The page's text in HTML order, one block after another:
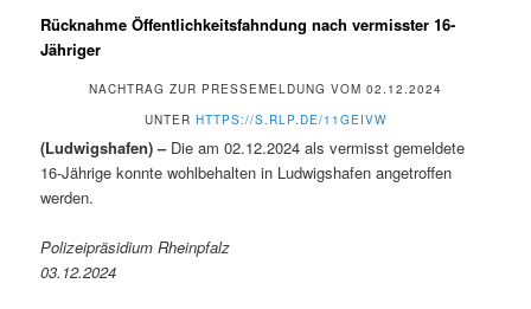
Rücknahme Öffentlichkeitsfahndung nach vermisster 16-
Jähriger
NACHTRAG ZUR PRESSEMELDUNG VOM 02.12.2024
UNTER HTTPS://S.RLP.DE/11GEIVW
(Ludwigshafen) – Die am 02.12.2024 als vermisst gemeldete
16-Jährige konnte wohlbehalten in Ludwigshafen angetroffen
werden.
Polizeipräsidium Rheinpfalz
03.12.2024